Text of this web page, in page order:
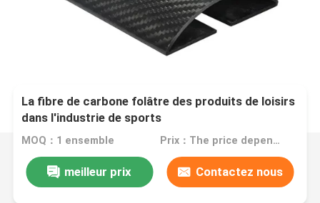
La fibre de carbone folâtre des produits de loisirs
dans l'industrie de sports
MOQ：1 ensemble Prix：The price depends on your customized accessories
meilleur prix Contactez nous